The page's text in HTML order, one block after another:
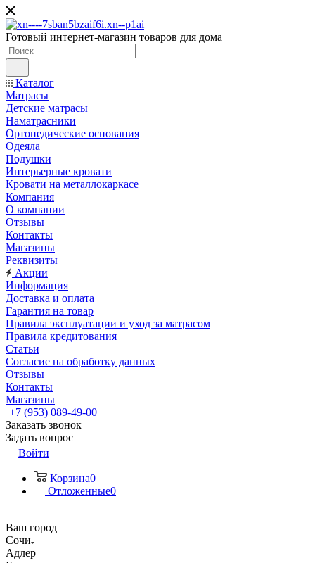
Готовый интернет-магазин товаров для дома
Каталог
Матрасы
Детские матрасы
Наматрасники
Ортопедические основания
Одеяла
Подушки
Интерьерные кровати
Кровати на металлокаркасе
Компания
О компании
Отзывы
Контакты
Магазины
Реквизиты
Акции
Информация
Доставка и оплата
Гарантия на товар
Правила эксплуатации и уход за матрасом
Правила кредитования
Статьи
Согласие на обработку данных
Отзывы
Контакты
Магазины
+7 (953) 089-49-00
Заказать звонок
Задать вопрос
Войти
Корзина0
Отложенные0
Ваш город
Сочи
Адлер